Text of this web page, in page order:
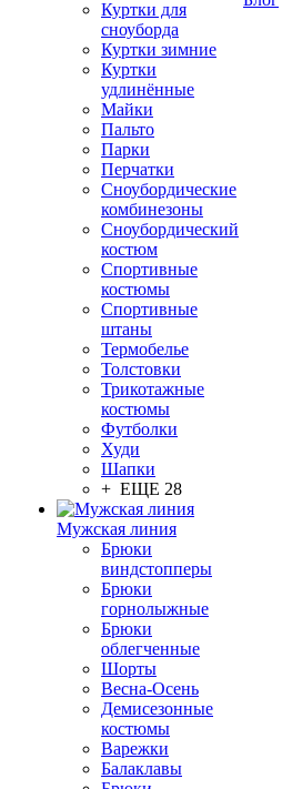
Куртки для
сноуборда
Куртки зимние
Куртки
удлинённые
Майки
Пальто
Парки
Перчатки
Сноубордические
комбинезоны
Сноубордический
костюм
Спортивные
костюмы
Спортивные
штаны
Термобелье
Толстовки
Трикотажные
костюмы
Футболки
Худи
Шапки
+ ЕЩЕ 28
Мужская линия
Брюки
виндстопперы
Брюки
горнолыжные
Брюки
облегченные
Шорты
Весна-Осень
Демисезонные
костюмы
Варежки
Балаклавы